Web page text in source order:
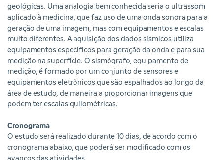
geológicas. Uma analogia bem conhecida seria o ultrassom
aplicado à medicina, que faz uso de uma onda sonora para a
geração de uma imagem, mas com equipamentos e escalas
muito diferentes. A aquisição dos dados sísmicos utiliza
equipamentos específicos para geração da onda e para sua
medição na superfície. O sismógrafo, equipamento de
medição, é formado por um conjunto de sensores e
equipamentos eletrônicos que são espalhados ao longo da
área de estudo, de maneira a proporcionar imagens que
podem ter escalas quilométricas.
Cronograma
O estudo será realizado durante 10 dias, de acordo com o
cronograma abaixo, que poderá ser modificado com os
avanços das atividades.